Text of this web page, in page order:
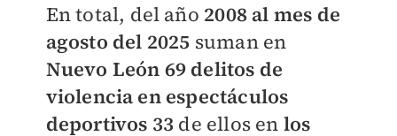
En total, del año 2008 al mes de
agosto del 2025 suman en
Nuevo León 69 delitos de
violencia en espectáculos
deportivos 33 de ellos en los